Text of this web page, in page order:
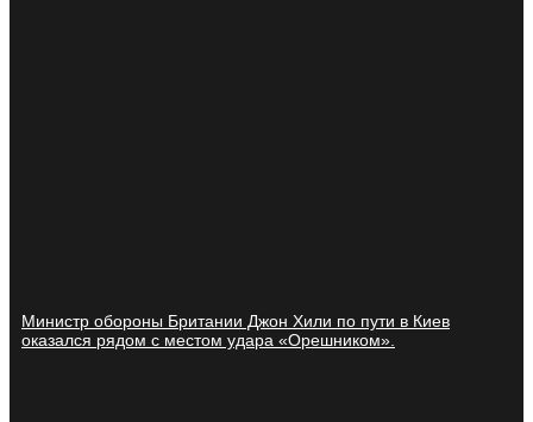
Министр обороны Британии Джон Хили по пути в Киев
оказался рядом с местом удара «Орешником».